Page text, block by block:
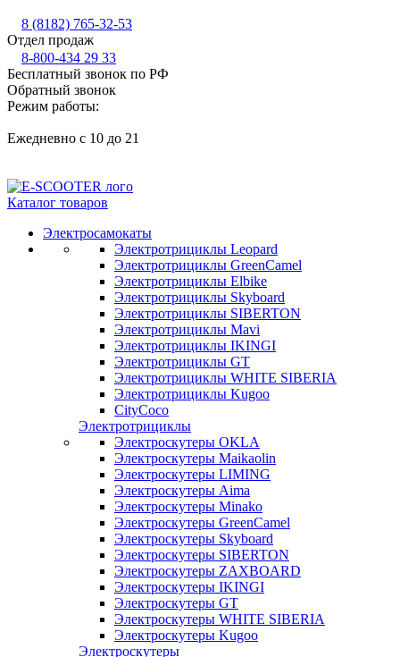
8 (8182) 765-32-53
Отдел продаж
8-800-434 29 33
Бесплатный звонок по РФ
Обратный звонок
Режим работы:
Ежедневно с 10 до 21
Каталог товаров
Электросамокаты
Электротрициклы Leopard
Электротрициклы GreenCamel
Электротрициклы Elbike
Электротрициклы Skyboard
Электротрициклы SIBERTON
Электротрициклы Mavi
Электротрициклы IKINGI
Электротрициклы GT
Электротрициклы WHITE SIBERIA
Электротрициклы Kugoo
CityCoco
Электротрициклы
Электроскутеры OKLA
Электроскутеры Maikaolin
Электроскутеры LIMING
Электроскутеры Aima
Электроскутеры Minako
Электроскутеры GreenCamel
Электроскутеры Skyboard
Электроскутеры SIBERTON
Электроскутеры ZAXBOARD
Электроскутеры IKINGI
Электроскутеры GT
Электроскутеры WHITE SIBERIA
Электроскутеры Kugoo
Электроскутеры